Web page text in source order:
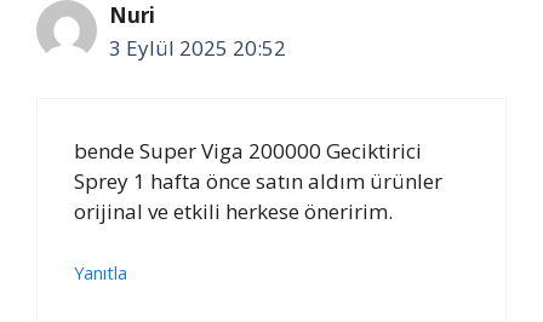
Nuri
3 Eylül 2025 20:52
bende Super Viga 200000 Geciktirici
Sprey 1 hafta önce satın aldım ürünler
orijinal ve etkili herkese öneririm.
Yanıtla